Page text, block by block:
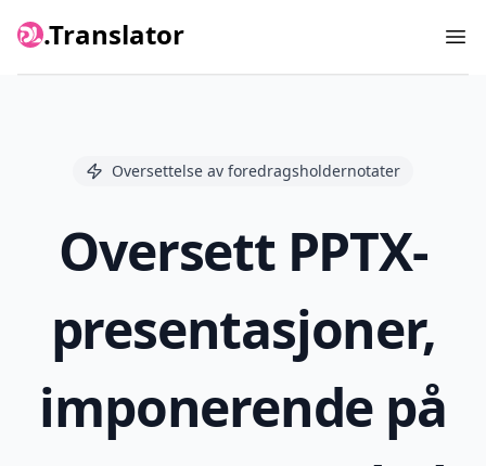
.Translator
Oversettelse av foredragsholdernotater
Oversett PPTX-
presentasjoner,
imponerende på